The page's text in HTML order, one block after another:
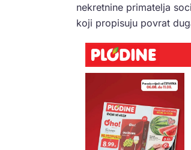
nekretnine primatelja
koji propisuju povrat